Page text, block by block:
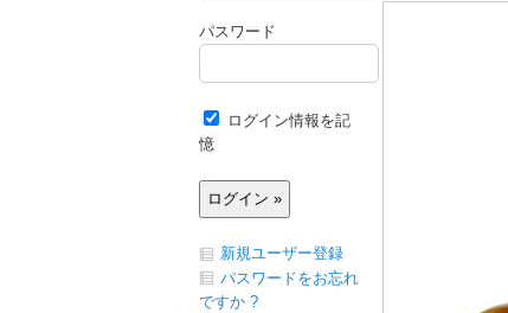
パスワード
ログイン情報を記
憶
新規ユーザー登録
パスワードをお忘れ
ですか ?